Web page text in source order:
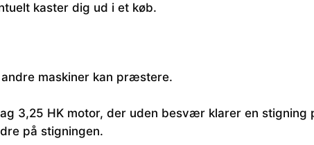
kaster dig ud i et køb.
maskiner kan præstere.
3,25 HK motor, der uden besvær klarer en stigning
på stigningen.